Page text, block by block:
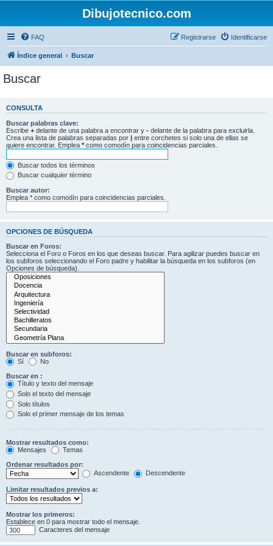
Dibujotecnico.com
FAQ Identificarse
Registrarse
Índice general Buscar
Buscar
CONSULTA
Buscar palabras clave:
Escribe + delante de una palabra a encontrar y - delante de la palabra para excluirla.
Crea una lista de palabras separadas por | entre corchetes si solo una de ellas se
quiere encontrar. Emplea * como comodín para coincidencias parciales.
Buscar todos los términos
Buscar cualquier término
Buscar autor:
Emplea * como comodín para coincidencias parciales.
OPCIONES DE BÚSQUEDA
Buscar en Foros:
Selecciona el Foro o Foros en los que deseas buscar. Para agilizar puedes buscar en
los subforos seleccionando el Foro padre y habilitar la búsqueda en los subforos (en
Opciones de búsqueda).
Buscar en subforos:
Sí
No
Buscar en :
Título y texto del mensaje
Solo el texto del mensaje
Solo títulos
Solo el primer mensaje de los temas
Mostrar resultados como:
Mensajes
Temas
Ordenar resultados por:
Ascendente
Descendente
Limitar resultados previos a:
Mostrar los primeros:
Establece en 0 para mostrar todo el mensaje.
Caracteres del mensaje